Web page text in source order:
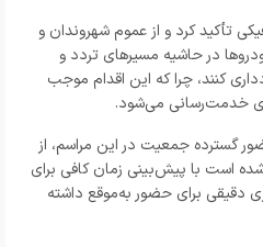
تأکید کرد و از عموم شهروندان و
در حاشیه مسیرهای تردد و
کنند، چرا که این اقدام موجب
خدمت‌رسانی می‌شود.
گسترده جمعیت در این مراسم، از
است با پیش‌بینی زمان کافی برای
دقیقی برای حضور به‌موقع داشته